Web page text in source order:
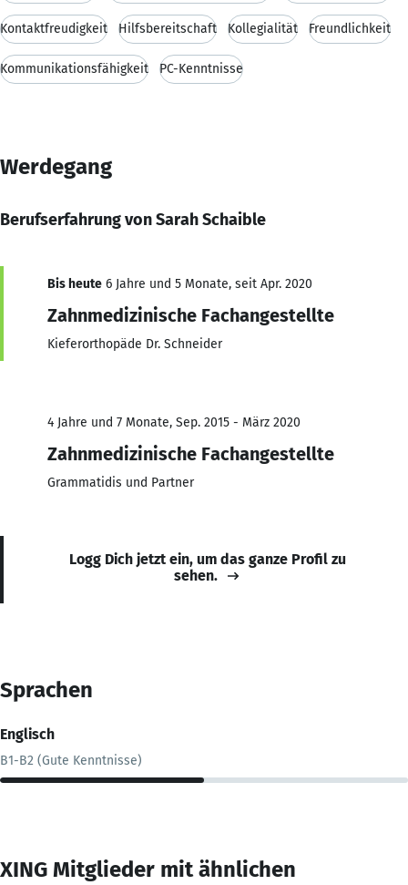
Kontaktfreudigkeit Hilfsbereitschaft Kollegialität Freundlichkeit
Kommunikationsfähigkeit PC-Kenntnisse
Werdegang
Berufserfahrung von Sarah Schaible
Bis heute 6 Jahre und 5 Monate, seit Apr. 2020
Zahnmedizinische Fachangestellte
Kieferorthopäde Dr. Schneider
4 Jahre und 7 Monate, Sep. 2015 - März 2020
Zahnmedizinische Fachangestellte
Grammatidis und Partner
Logg Dich jetzt ein, um das ganze Profil zu
sehen.
Sprachen
Englisch
B1-B2 (Gute Kenntnisse)
XING Mitglieder mit ähnlichen